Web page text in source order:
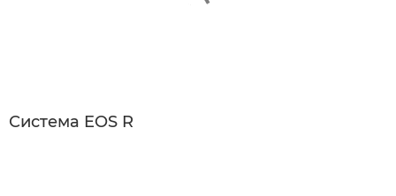
Система EOS R